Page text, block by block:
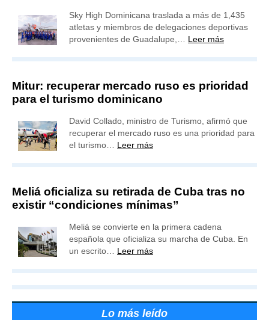
Sky High Dominicana traslada a más de 1,435
atletas y miembros de delegaciones deportivas
provenientes de Guadalupe,… Leer más
Mitur: recuperar mercado ruso es prioridad
para el turismo dominicano
David Collado, ministro de Turismo, afirmó que
recuperar el mercado ruso es una prioridad para
el turismo… Leer más
Meliá oficializa su retirada de Cuba tras no
existir “condiciones mínimas”
Meliá se convierte en la primera cadena
española que oficializa su marcha de Cuba. En
un escrito… Leer más
Lo más leído